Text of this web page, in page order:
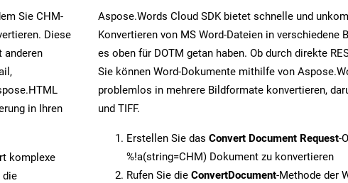
Sie CHM-
Diese
anderen
in Ihren
komplexe
die
Aspose.Words Cloud SDK bietet schnelle und
Konvertieren von MS Word-Dateien in verschiedene
es oben für DOTM getan haben. Ob durch direkte
Sie können Word-Dokumente mithilfe von
problemlos in mehrere Bildformate konvertieren,
und TIFF.
Erstellen Sie das Convert Document Request-
%!a(string=CHM) Dokument zu konvertieren
Rufen Sie die ConvertDocument-Methode der